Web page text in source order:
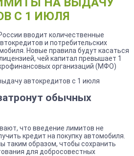
С 1 ИЮЛЯ
вводит количественные
и потребительских
Новые правила будут касаться
чей капитал превышает 1
организаций (МФО)
обычных
что введение лимитов не
кредит на покупку автомобиля.
таким образом, чтобы сохранить
для добросовестных